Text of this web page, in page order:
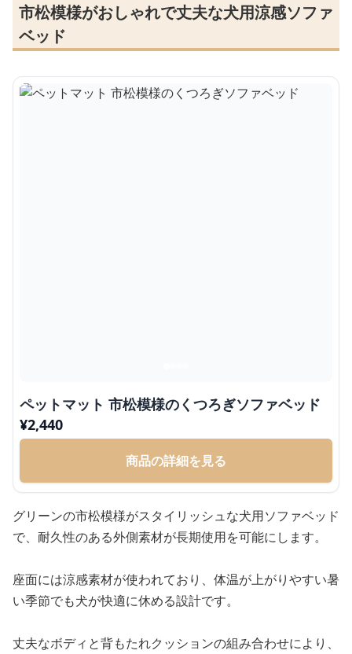
市松模様がおしゃれで丈夫な犬用涼感ソファ
ベッド
ペットマット 市松模様のくつろぎソファベッド
¥2,440
商品の詳細を見る
グリーンの市松模様がスタイリッシュな犬用ソファベッド
で、耐久性のある外側素材が長期使用を可能にします。
座面には涼感素材が使われており、体温が上がりやすい暑
い季節でも犬が快適に休める設計です。
丈夫なボディと背もたれクッションの組み合わせにより、